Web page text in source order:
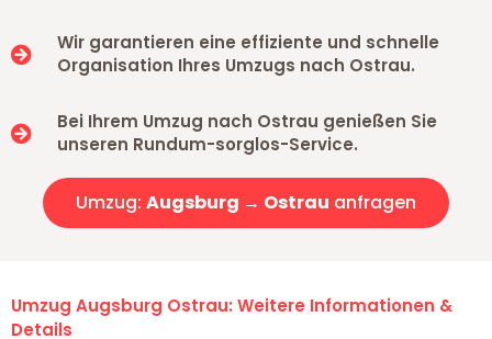
Wir garantieren eine effiziente und schnelle
Organisation Ihres Umzugs nach Ostrau.
Bei Ihrem Umzug nach Ostrau genießen Sie
unseren Rundum-sorglos-Service.
Umzug: Augsburg → Ostrau anfragen
Umzug Augsburg Ostrau: Weitere Informationen &
Details